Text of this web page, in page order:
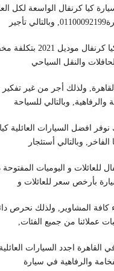
كيا كرنفال الواسعة لكل
سيارات عائلية كيا
والنقل السياحي
ولذلك أجر من غير تفكير
وبالتالي للسياحة
افضل السيارات العائلية كيا
وبالتالي أستئجار
للعائلات و اليوميات
بأرخص سعر للعائلات و
كافة المشاوير, ولذلك نحرص
عملائنا من جميع الفئات,
والرفاهية في سيارة